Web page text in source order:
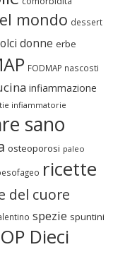
mondo dessert
donne erbe
FODMAP nascosti
infiammazione
infiammatorie
sano
osteoporosi paleo
ricette
del cuore
spezie spuntini
Dieci